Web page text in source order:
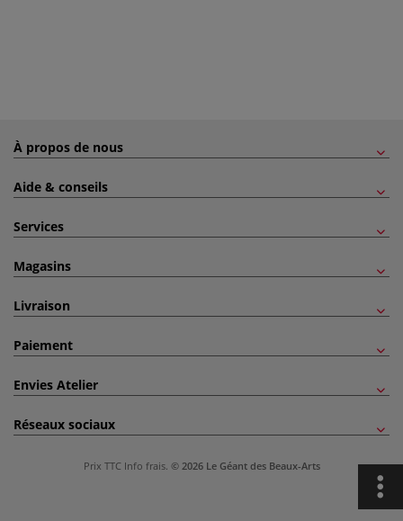
À propos de nous
Aide & conseils
Services
Magasins
Livraison
Paiement
Envies Atelier
Réseaux sociaux
Prix TTC Info frais. © 2026 Le Géant des Beaux-Arts